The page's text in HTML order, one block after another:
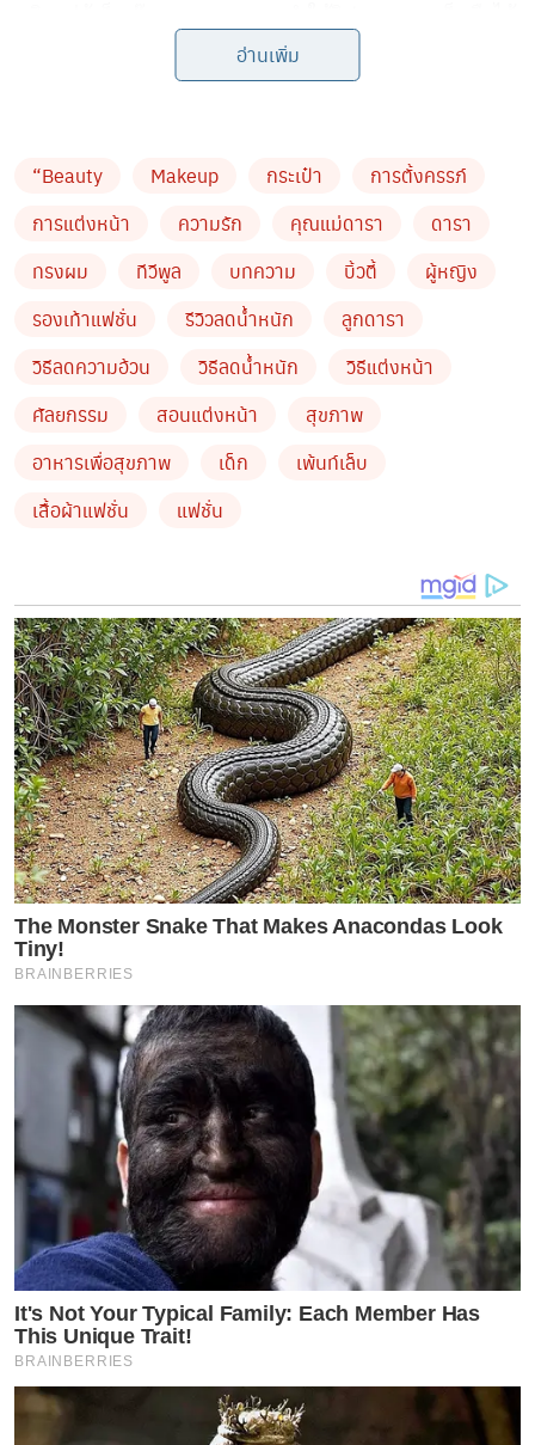
อ่านเพิ่ม
“Beauty Makeup กระเป๋า
การตั้งครรภ์
การแต่งหน้า
ความรัก คุณแม่ดารา
ดารา
ทรงผม
ทีวีพูล บทความ บิ้วตี้
ผู้หญิง
รองเท้าแฟชั่น
รีวิวลดน้ำหนัก
ลูกดารา
วิธีลดความอ้วน
วิธีลดน้ำหนัก
วิธีแต่งหน้า
ศัลยกรรม
สอนแต่งหน้า
สุขภาพ
อาหารเพื่อสุขภาพ
เด็ก
เพ้นท์เล็บ
เสื้อผ้าแฟชั่น
แฟชั่น
The Monster Snake That Makes Anacondas Look
Tiny!
BRAINBERRIES
It's Not Your Typical Family: Each Member Has
This Unique Trait!
BRAINBERRIES